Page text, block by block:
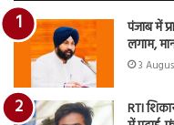
पंजाब में
लगाम,
3
RTI